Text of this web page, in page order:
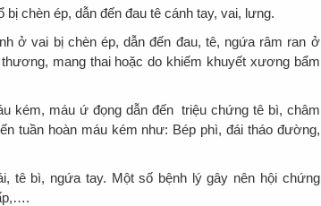
chèn ép, dẫn đến đau tê cánh tay, vai, lưng.
ở vai bị chèn ép, dẫn đến đau, tê, ngứa râm ran ở
mang thai hoặc do khiếm khuyết xương bẩm
kém, máu ứ đọng dẫn đến triệu chứng tê bì, châm
tuần hoàn máu kém như: Bép phì, đái tháo đường,
tê bì, ngứa tay. Một số bệnh lý gây nên hội chứng